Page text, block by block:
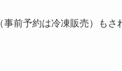
前予約は冷凍販売）も